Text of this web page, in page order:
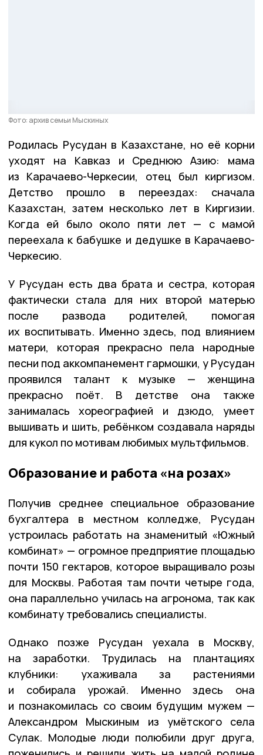
Фото: архив семьи Мыскиных
Родилась Русудан в Казахстане, но её корни
уходят на Кавказ и Среднюю Азию: мама
из Карачаево-Черкесии, отец был киргизом.
Детство прошло в переездах: сначала
Казахстан, затем несколько лет в Киргизии.
Когда ей было около пяти лет — с мамой
переехала к бабушке и дедушке в Карачаево-
Черкесию.
У Русудан есть два брата и сестра, которая
фактически стала для них второй матерью
после развода родителей, помогая
их воспитывать. Именно здесь, под влиянием
матери, которая прекрасно пела народные
песни под аккомпанемент гармошки, у Русудан
проявился талант к музыке — женщина
прекрасно поёт. В детстве она также
занималась хореографией и дзюдо, умеет
вышивать и шить, ребёнком создавала наряды
для кукол по мотивам любимых мультфильмов.
Образование и работа «на розах»
Получив среднее специальное образование
бухгалтера в местном колледже, Русудан
устроилась работать на знаменитый «Южный
комбинат» — огромное предприятие площадью
почти 150 гектаров, которое выращивало розы
для Москвы. Работая там почти четыре года,
она параллельно училась на агронома, так как
комбинату требовались специалисты.
Однако позже Русудан уехала в Москву,
на заработки. Трудилась на плантациях
клубники: ухаживала за растениями
и собирала урожай. Именно здесь она
и познакомилась со своим будущим мужем —
Александром Мыскиным из умётского села
Сулак. Молодые люди полюбили друг друга,